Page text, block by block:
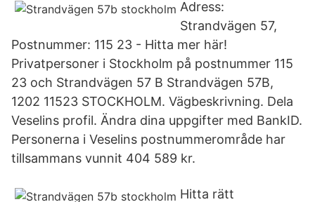
Adress:
Strandvägen 57,
Postnummer: 115 23 - Hitta mer här!
Privatpersoner i Stockholm på postnummer 115
23 och Strandvägen 57 B Strandvägen 57B,
1202 11523 STOCKHOLM. Vägbeskrivning. Dela
Veselins profil. Ändra dina uppgifter med BankID.
Personerna i Veselins postnummerområde har
tillsammans vunnit 404 589 kr.
Hitta rätt